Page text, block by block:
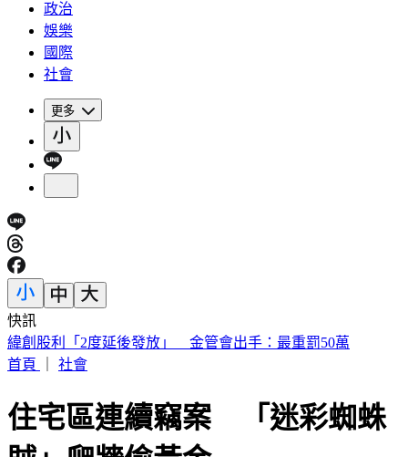
政治
娛樂
國際
社會
更多
快訊
傅子純「穿病人服回家」生前暖舉惹鼻酸 愛妻心碎：我想你
了
住宅區連續竊案 「迷彩蜘蛛